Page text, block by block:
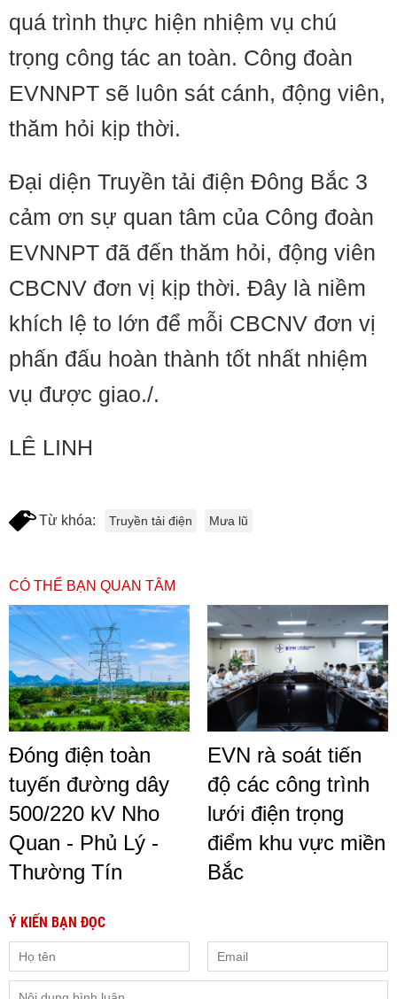
quá trình thực hiện nhiệm vụ chú
trọng công tác an toàn. Công đoàn
EVNNPT sẽ luôn sát cánh, động viên,
thăm hỏi kịp thời.
Đại diện Truyền tải điện Đông Bắc 3
cảm ơn sự quan tâm của Công đoàn
EVNNPT đã đến thăm hỏi, động viên
CBCNV đơn vị kịp thời. Đây là niềm
khích lệ to lớn để mỗi CBCNV đơn vị
phấn đấu hoàn thành tốt nhất nhiệm
vụ được giao./.
LÊ LINH
Từ khóa: Truyền tải điện Mưa lũ
CÓ THỂ BẠN QUAN TÂM
Đóng điện toàn
tuyến đường dây
500/220 kV Nho
Quan - Phủ Lý -
Thường Tín
EVN rà soát tiến
độ các công trình
lưới điện trọng
điểm khu vực miền
Bắc
Ý KIẾN BẠN ĐỌC